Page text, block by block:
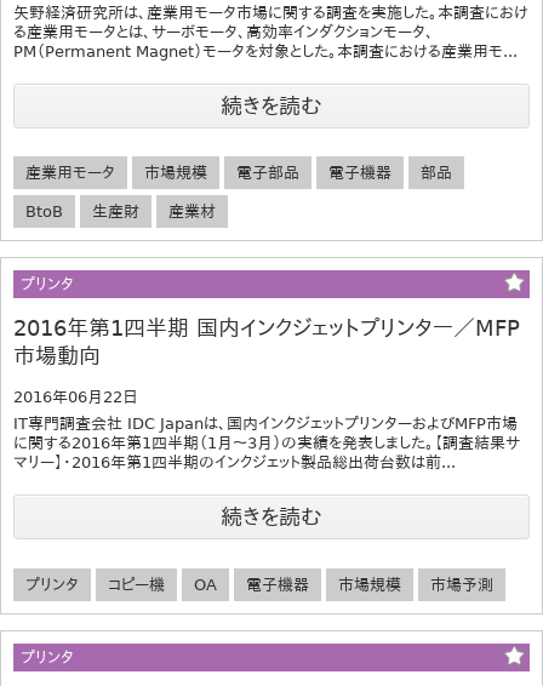
矢野経済研究所は、産業用モータ市場に関する調査を実施した。本調査におけ
る産業用モータとは、サーボモータ、高効率インダクションモータ、
PM（Permanent Magnet）モータを対象とした。本調査における産業用モ...
続きを読む
産業用モータ 市場規模 電子部品 電子機器 部品
BtoB 生産財 産業材
プリンタ
2016年第1四半期 国内インクジェットプリンター／MFP
市場動向
2016年06月22日
IT専門調査会社 IDC Japanは、国内インクジェットプリンターおよびMFP市場
に関する2016年第1四半期（1月～3月）の実績を発表しました。【調査結果サ
マリー】・2016年第1四半期のインクジェット製品総出荷台数は前...
続きを読む
プリンタ コピー機 OA 電子機器 市場規模 市場予測
プリンタ